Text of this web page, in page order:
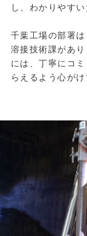
し、わかりやす
千葉工場の部署
溶接技術課があ
には、丁寧にコ
らえるよう心がけ